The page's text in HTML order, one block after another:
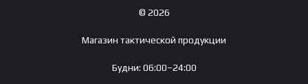
© 2026
Магазин тактической продукции
Будни: 06:00–24:00